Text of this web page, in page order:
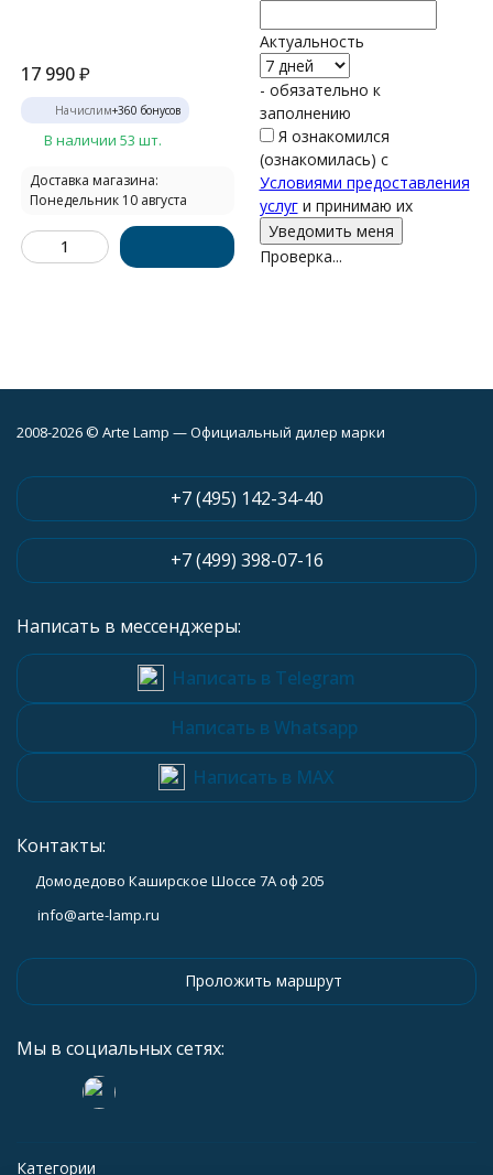
17 990₽
Начислим+360 бонусов
В наличии 53 шт.
Доставка магазина:
Понедельник 10 августа
Актуальность
- обязательно к
заполнению
Я ознакомился
(ознакомилась) с
Условиями предоставления
услуги принимаю их
Проверка...
2008-2026 © Arte Lamp — Официальный дилер марки
+7 (495) 142-34-40
+7 (499) 398-07-16
Написать в мессенджеры:
Написать в Telegram
Написать в Whatsapp
Написать в MAX
Контакты:
Домодедово Каширское Шоссе 7А оф 205
info@arte-lamp.ru
Проложить маршрут
Мы в социальных сетях:
Категории